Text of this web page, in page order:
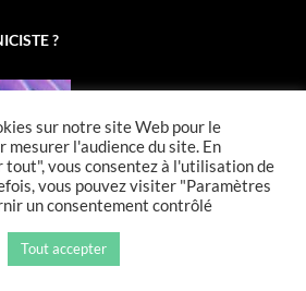
?
sur notre site Web pour le
mesurer l'audience du site. En
vous consentez à l'utilisation de
vous pouvez visiter "Paramètres
un consentement contrôlé
Tout accepter